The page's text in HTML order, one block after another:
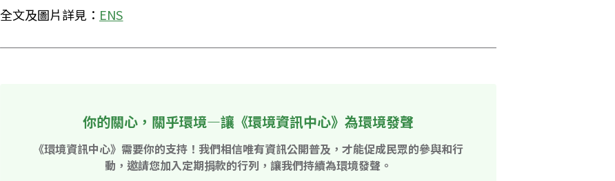
全文及圖片詳見： ENS
你的關心，關乎環境—讓《環境資訊中心》為環境發聲
《環境資訊中心》需要你的支持！我們相信唯有資訊公開普及，才能促成民眾的參與和行
動，邀請您加入定期捐款的行列，讓我們持續為環境發聲。